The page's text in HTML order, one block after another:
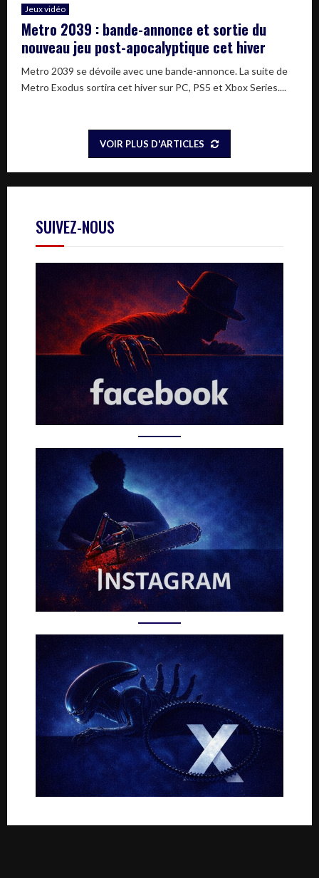
Jeux vidéo
Metro 2039 : bande-annonce et sortie du
nouveau jeu post-apocalyptique cet hiver
Metro 2039 se dévoile avec une bande-annonce. La suite de
Metro Exodus sortira cet hiver sur PC, PS5 et Xbox Series....
VOIR PLUS D'ARTICLES
SUIVEZ-NOUS